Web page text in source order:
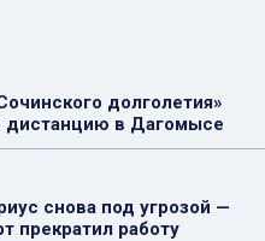
долголетия»
дистанцию в Дагомысе
снова под угрозой —
прекратил работу